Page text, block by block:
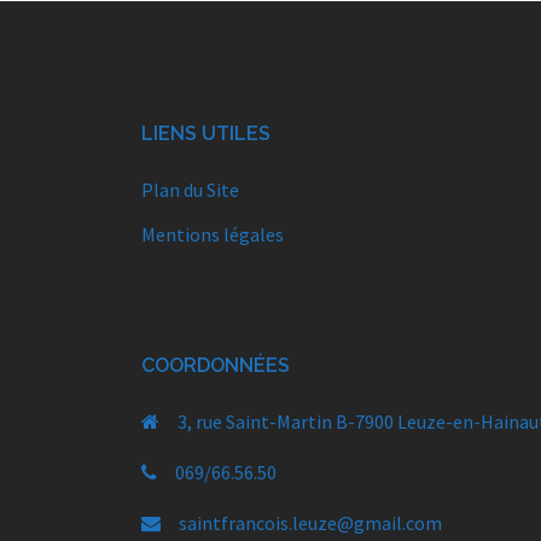
LIENS UTILES
Plan du Site
Mentions légales
COORDONNÉES
3, rue Saint-Martin B-7900 Leuze-en-
069/66.56.50
saintfrancois.leuze@gmail.com